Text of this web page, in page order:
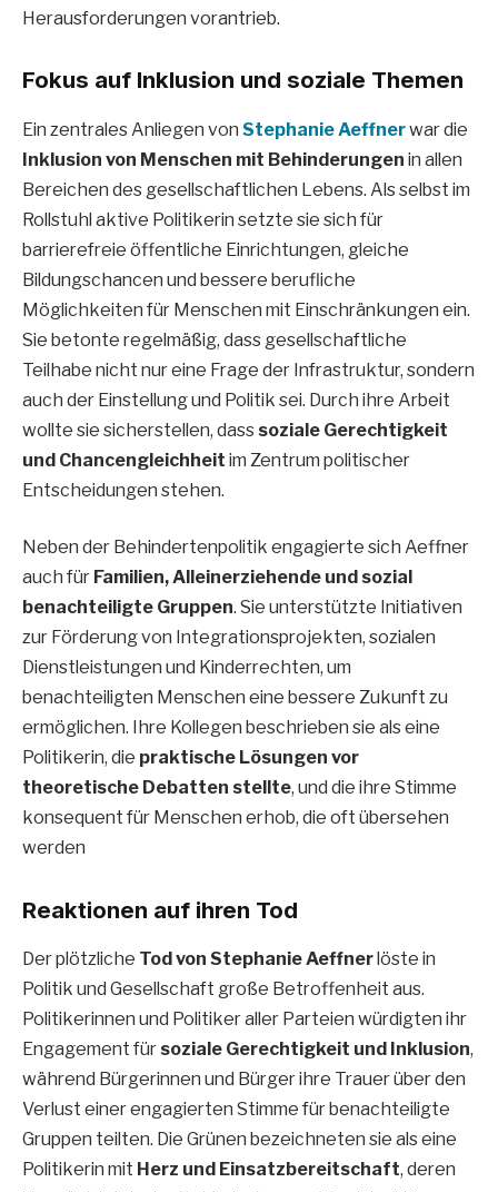
Herausforderungen vorantrieb.
Fokus auf Inklusion und soziale Themen
Ein zentrales Anliegen von Stephanie Aeffnerwar die
Inklusion von Menschen mit Behinderungen in allen
Bereichen des gesellschaftlichen Lebens. Als selbst im
Rollstuhl aktive Politikerin setzte sie sich für
barrierefreie öffentliche Einrichtungen, gleiche
Bildungschancen und bessere berufliche
Möglichkeiten für Menschen mit Einschränkungen ein.
Sie betonte regelmäßig, dass gesellschaftliche
Teilhabe nicht nur eine Frage der Infrastruktur, sondern
auch der Einstellung und Politik sei. Durch ihre Arbeit
wollte sie sicherstellen, dass soziale Gerechtigkeit
und Chancengleichheit im Zentrum politischer
Entscheidungen stehen.
Neben der Behindertenpolitik engagierte sich Aeffner
auch für Familien, Alleinerziehende und sozial
benachteiligte Gruppen. Sie unterstützte Initiativen
zur Förderung von Integrationsprojekten, sozialen
Dienstleistungen und Kinderrechten, um
benachteiligten Menschen eine bessere Zukunft zu
ermöglichen. Ihre Kollegen beschrieben sie als eine
Politikerin, die praktische Lösungen vor
theoretische Debatten stellte, und die ihre Stimme
konsequent für Menschen erhob, die oft übersehen
werden
Reaktionen auf ihren Tod
Der plötzliche Tod von Stephanie Aeffnerlöste in
Politik und Gesellschaft große Betroffenheit aus.
Politikerinnen und Politiker aller Parteien würdigten ihr
Engagement für soziale Gerechtigkeit und Inklusion,
während Bürgerinnen und Bürger ihre Trauer über den
Verlust einer engagierten Stimme für benachteiligte
Gruppen teilten. Die Grünen bezeichneten sie als eine
Politikerin mit Herz und Einsatzbereitschaft, deren